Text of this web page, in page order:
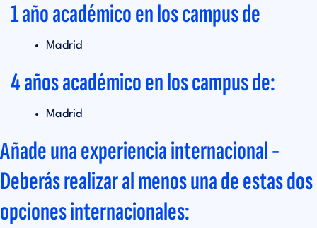
1 año académico en los campus de
Madrid
4 años académico en los campus de:
Madrid
Añade una experiencia internacional -
Deberás realizar al menos una de estas dos
opciones internacionales: